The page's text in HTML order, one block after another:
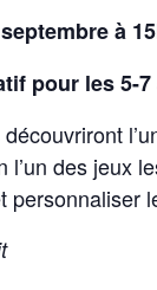
à
pour les 5-
l’un des jeux
personnaliser